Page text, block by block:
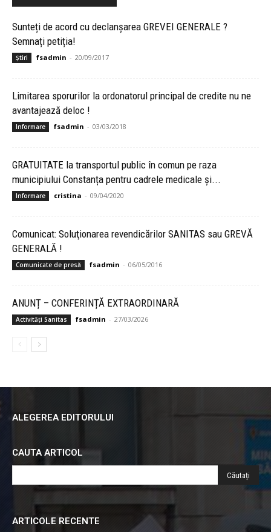
Sunteți de acord cu declanșarea GREVEI GENERALE ?
Semnați petiția!
Știri fsadmin - 20/09/2017
Limitarea sporurilor la ordonatorul principal de credite nu ne
avantajează deloc !
Informare fsadmin - 03/03/2018
GRATUITATE la transportul public în comun pe raza
municipiului Constanța pentru cadrele medicale și...
Informare cristina - 09/04/2020
Comunicat: Soluţionarea revendicărilor SANITAS sau GREVĂ
GENERALĂ !
Comunicate de presă fsadmin - 06/05/2016
ANUNȚ – CONFERINȚĂ EXTRAORDINARĂ
Activități Sanitas fsadmin - 27/03/2026
ALEGEREA EDITORULUI
CAUTA ARTICOL
ARTICOLE RECENTE